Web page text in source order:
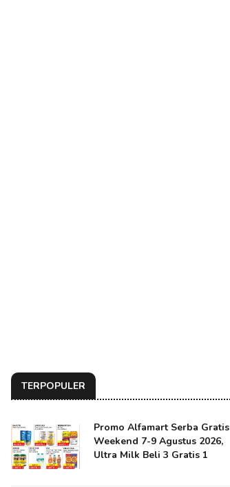
TERPOPULER
Promo Alfamart Serba Gratis
Weekend 7-9 Agustus 2026,
Ultra Milk Beli 3 Gratis 1